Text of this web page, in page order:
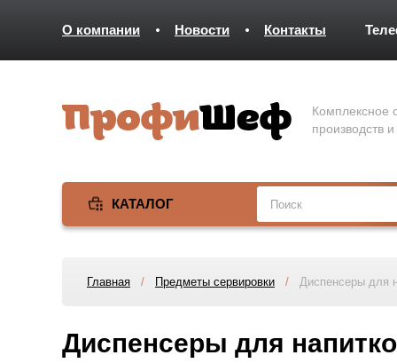
О компании Новости Контакты
Комплексное
производств
КАТАЛОГ
Главная / Предметы сервировки / Диспенсеры для
Диспенсеры для